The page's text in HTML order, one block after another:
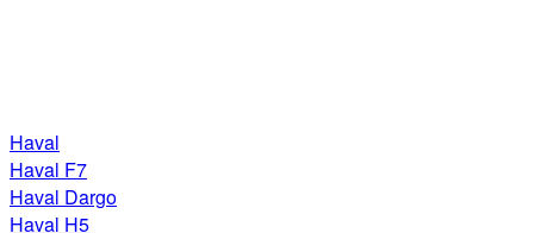
Haval
Haval F7
Haval Dargo
Haval H5